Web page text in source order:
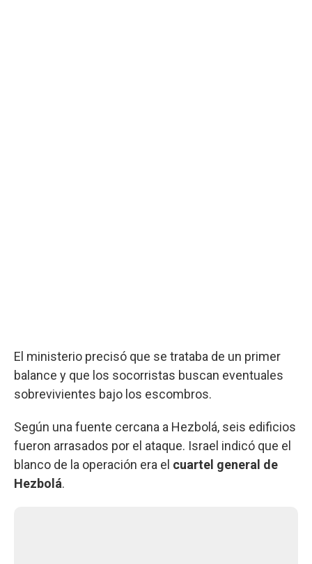
El ministerio precisó que se trataba de un primer
balance y que los socorristas buscan eventuales
sobrevivientes bajo los escombros.
Según una fuente cercana a Hezbolá, seis edificios
fueron arrasados por el ataque. Israel indicó que el
blanco de la operación era el cuartel general de
Hezbolá.